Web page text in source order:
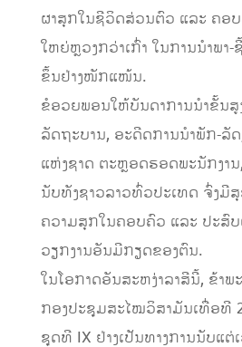
ຜາສຸກໃນຊີວິດສ່ວນຕົວ ແລະ ຄອ
ໃຫຍ່ຫຼວງກວ່າເກົ່າ ໃນການນໍາພາ-
ຂຶ້ນຢ່າງໜັກແໜ້ນ.
ຂໍອວຍພອນໃຫ້ບັນດາການນໍາຂັ້ນ
ລັດຖະບານ, ອະດີດການນໍາພັກ-ລັ
ແຫ່ງຊາດ ຕະຫຼອດຮອດພະນັກງາ
ນັບທັງຊາວລາວທົ່ວປະເທດ ຈົ່ງມີ
ຄວາມສຸກໃນຄອບຄົວ ແລະ ປະສົ
ວຽກງານອັນມີກຽດຂອງຕົນ.
ໃນໂອກາດອັນສະຫງ່າລາສີນີ້, ຂ້າພ
ກອງປະຊຸມສະໄໝວິສາມັນເທື່ອທີ
ຊຸດທີ IX ຢ່າງເປັນທາງການນັບແຕ່